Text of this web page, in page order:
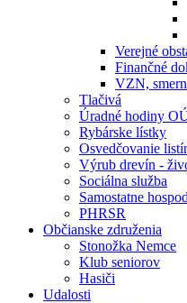
Verejné
Finančné
VZN,
Tlačivá
Úradné hodiny
Rybárske lístky
Osvedčovanie
Výrub drevín -
Sociálna služba
Samostatne
PHRSR
Občianske združenia
Stonožka Nemce
Klub seniorov
Hasiči
Udalosti